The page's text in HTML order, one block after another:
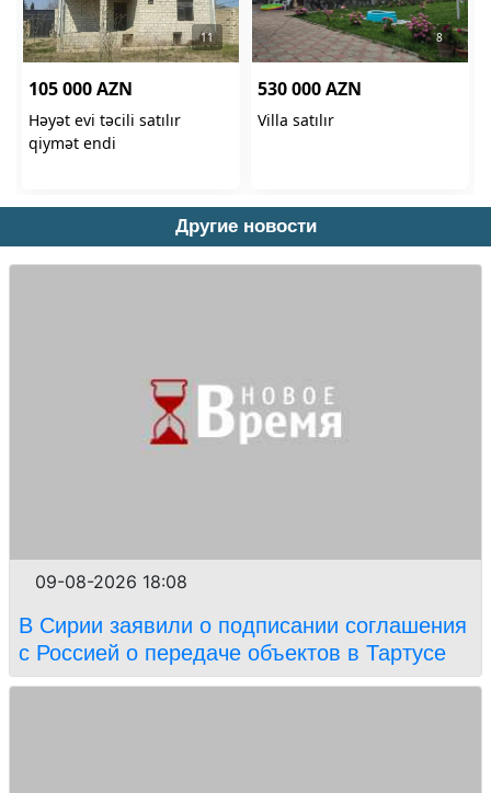
Другие новости
09-08-2026 18:08
В Сирии заявили о подписании соглашения
с Россией о передаче объектов в Тартусе